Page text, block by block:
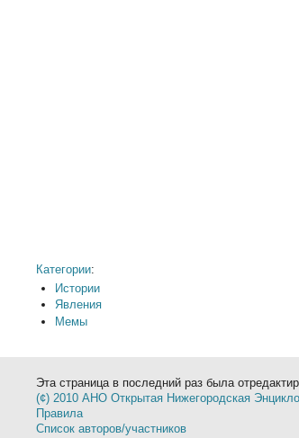
Категории:
Истории
Явления
Мемы
Эта страница в последний раз была
(¢) 2010 АНО Открытая Нижегородская
Правила
Список авторов/участников